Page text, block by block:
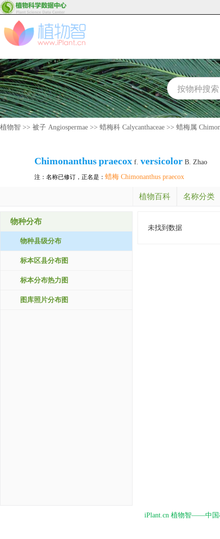
植物智 >> 被子 Angiospermae >> 蜡梅科 Calycanthaceae >> 蜡梅属
Chimonanthuspraecox f. versicolor B. Zhao
注：名称已修订，正名是： 蜡梅 Chimonanthus praecox
植物百科 名称分类
物种分布
物种县级分布
标本区县分布图
标本分布热力图
图库照片分布图
未找到数据
iPlant.cn 植物智——中国